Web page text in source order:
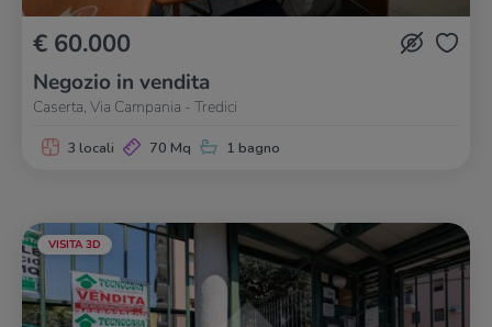
€ 60.000
Negozio in vendita
Caserta, Via Campania - Tredici
3 locali 70 Mq 1 bagno
VISITA 3D